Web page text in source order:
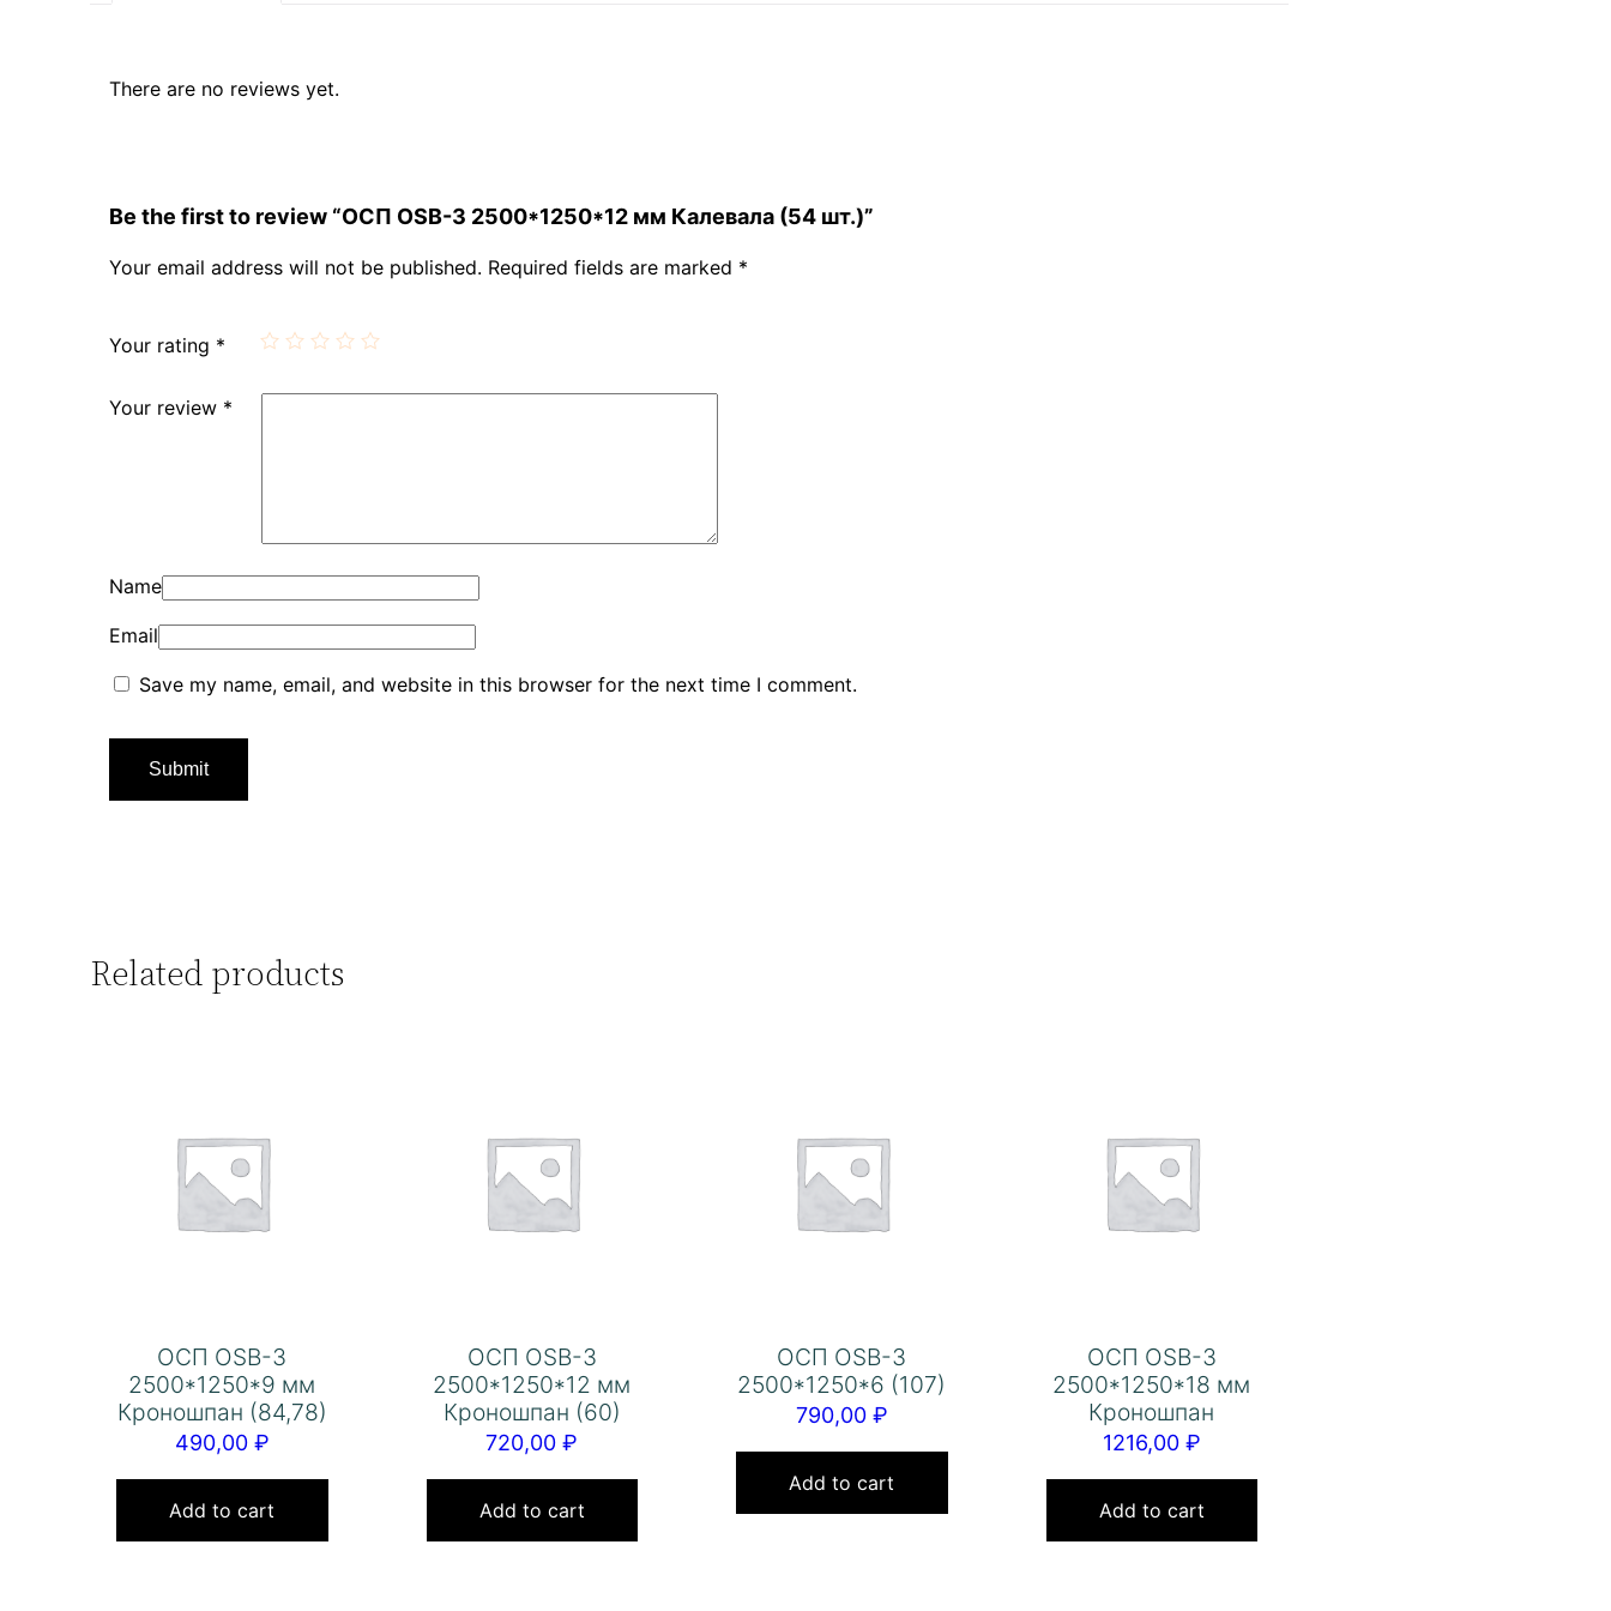
There are no reviews yet.
Be the first to review “ОСП OSB-3 2500*1250*12 мм Калевала (54 шт.)”
Your email address will not be published. Required fields are marked *
Your rating *
Your review *
Name
Email
Save my name, email, and website in this browser for the next time I comment.
Related products
ОСП OSB-3
2500*1250*9 мм
Кроношпан (84,78)
490,00 ₽
Add to cart
ОСП OSB-3
2500*1250*12 мм
Кроношпан (60)
720,00₽
Add to cart
ОСП OSB-3
2500*1250*6 (107)
790,00 ₽
Add to cart
ОСП OSB-3
2500*1250*18 мм
Кроношпан
1216,00 ₽
Add to cart